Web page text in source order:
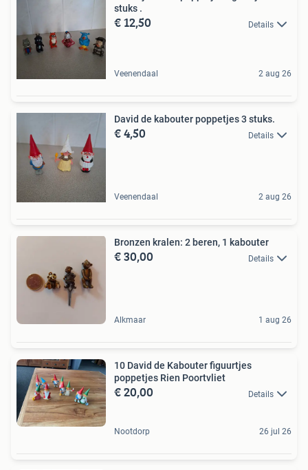
stuks .
€ 12,50 Details
Veenendaal 2 aug 26
David de kabouter poppetjes 3 stuks.
€ 4,50 Details
Veenendaal 2 aug 26
Bronzen kralen: 2 beren, 1 kabouter
€ 30,00 Details
Alkmaar 1 aug 26
10 David de Kabouter figuurtjes
poppetjes Rien Poortvliet
€ 20,00 Details
Nootdorp 26 jul 26